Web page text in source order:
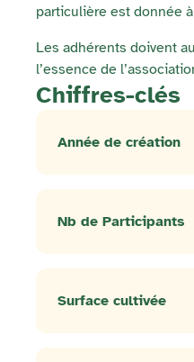
particulière est donnée
Les adhérents doivent
l’essence de
Chiffres-clés
Année de création
Nb de Participants
Surface cultivée